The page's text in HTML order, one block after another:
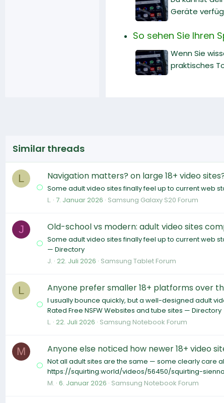
Geräte
So sehen Sie Ihren
Wenn Sie
praktisches
Similar threads
L Navigation matters? on large 18+ video
Some adult video sites finally feel up to current web
L. 7. Januar 2026 Samsung Galaxy S20 Forum
J Old-school vs modern: adult video sites
Some adult video sites finally feel up to current web
— Directory
J. 22. Juli 2026 Samsung Tablet Forum
L Anyone prefer smaller 18+ platforms over
I usually bounce quickly, but a well-designed adult
Rated Free NSFW Websites and tube sites — Directory
L. 22. Juli 2026 Samsung Notebook Forum
M Anyone else noticed how newer 18+ video
Not all adult sites are the same — some clearly care
https://squirting.world/videos/56450/squirting-
M. 6. Januar 2026 Samsung Notebook Forum